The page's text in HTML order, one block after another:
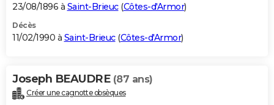
23/08/1896 à Saint-Brieuc(Côtes-d'Armor)
Décès
11/02/1990 à Saint-Brieuc(Côtes-d'Armor)
Joseph BEAUDRE (87 ans)
Créer une cagnotte obsèques